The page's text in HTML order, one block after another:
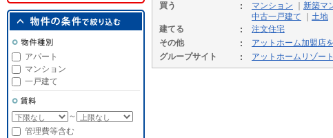
買う
マンション 新築マ
中古一戸建て
土地
建てる
注文住宅
その他
アットホーム加盟店
グループサイト
アットホームリゾート
アパート
マンション
一戸建て
～
管理費等含む